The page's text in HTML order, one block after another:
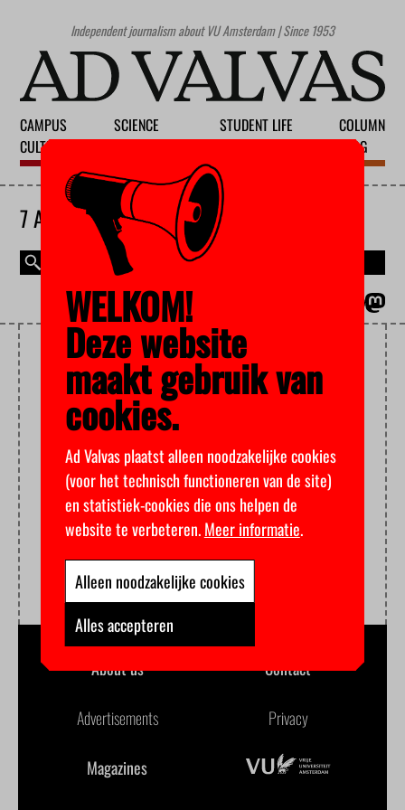
Independent journalism about VU Amsterdam | Since 1953
CAMPUS
CULTURE
SCIENCE
STUDENT LIFE
COLUMN
BLOG
7 AUGUST 2026
MAGAZINE
CLIMATE CHANGE
About us Contact
Advertisements Privacy
Magazines
WELKOM!
Deze website
maakt gebruik van
cookies.
Ad Valvas plaatst alleen noodzakelijke cookies
(voor het technisch functioneren van de site)
en statistiek-cookies die ons helpen de
website te verbeteren.Meer informatie.
Alleen noodzakelijke cookies
Alles accepteren